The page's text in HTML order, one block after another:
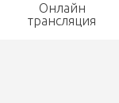
Онлайн
трансляция